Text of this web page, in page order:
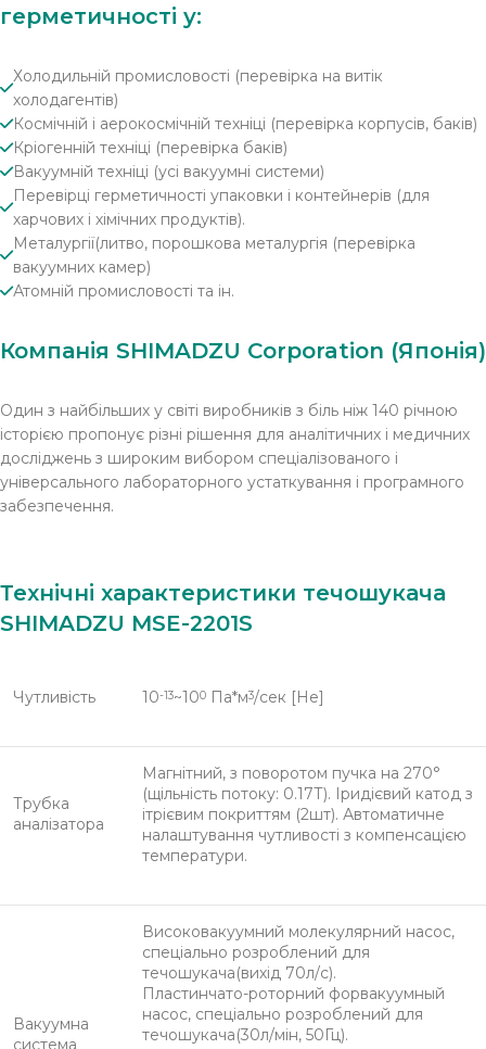
герметичності у:
Холодильній промисловості (перевірка на витік
холодагентів)
Космічній і аерокосмічній техніці (перевірка корпусів, баків)
Кріогенній техніці (перевірка баків)
Вакуумній техніці (усі вакуумні системи)
Перевірці герметичності упаковки і контейнерів (для
харчових і хімічних продуктів).
Металургії(литво, порошкова металургія (перевірка
вакуумних камер)
Атомній промисловості та ін.
Компанія SHIMADZU Corporation (Японія)
Один з найбільших у світі виробників з біль ніж 140 річною
історією пропонує різні рішення для аналітичних і медичних
досліджень з широким вибором спеціалізованого і
універсального лабораторного устаткування і програмного
забезпечення.
Технічні характеристики течошукача
SHIMADZU MSE-2201S
Чутливість 10-13~100 Па*м3/сек [He]
Трубка
аналізатора
Магнітний, з поворотом пучка на 270°
(щільність потоку: 0.17Т). Іридієвий катод з
ітрієвим покриттям (2шт). Автоматичне
налаштування чутливості з компенсацією
температури.
Вакуумна
система
Високовакуумний молекулярний насос,
спеціально розроблений для
течошукача(вихід 70л/с).
Пластинчато-роторний форвакуумный
насос, спеціально розроблений для
течошукача(30л/мін, 50Гц).